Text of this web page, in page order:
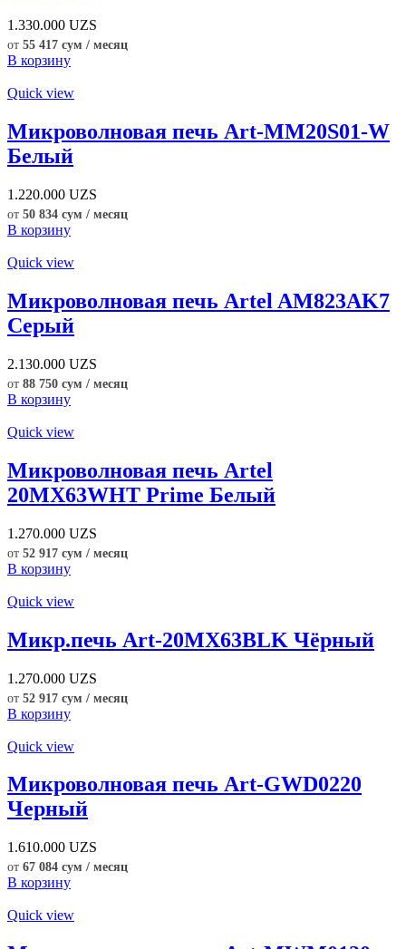
1.330.000 UZS
от 55 417 сум / месяц
В корзину
Quick view
Микроволновая печь Art-MM20S01-W
Белый
1.220.000 UZS
от 50 834 сум / месяц
В корзину
Quick view
Микроволновая печь Artel AM823AK7
Серый
2.130.000 UZS
от 88 750 сум / месяц
В корзину
Quick view
Микроволновая печь Artel
20MX63WHT Prime Белый
1.270.000 UZS
от 52 917 сум / месяц
В корзину
Quick view
Микр.печь Art-20MX63BLK Чёрный
1.270.000 UZS
от 52 917 сум / месяц
В корзину
Quick view
Микроволновая печь Art-GWD0220
Черный
1.610.000 UZS
от 67 084 сум / месяц
В корзину
Quick view